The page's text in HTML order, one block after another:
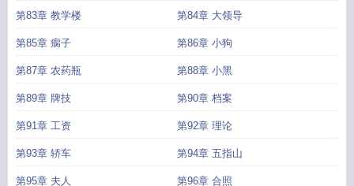
第83章 教学楼 第84章 大领导
第85章 瘸子 第86章 小狗
第87章 农药瓶 第88章 小黑
第89章 牌技 第90章 档案
第91章 工资 第92章 理论
第93章 轿车 第94章 五指山
第95章 夫人 第96章 合照